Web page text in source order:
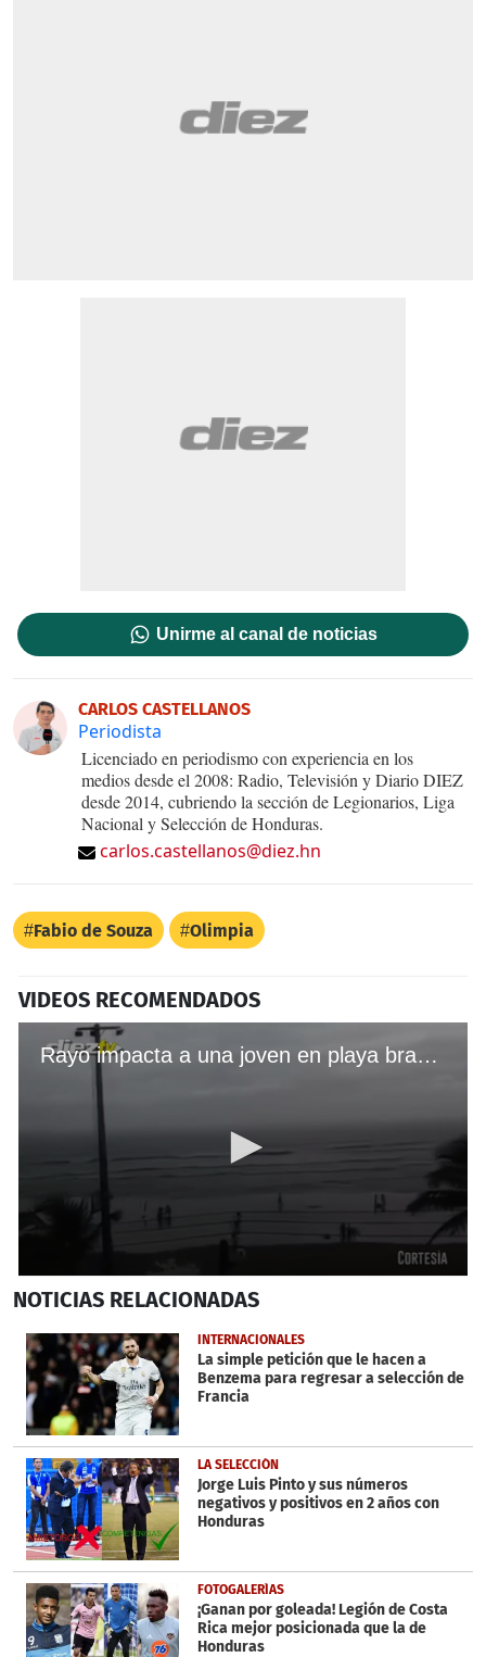
Unirme al canal de noticias
CARLOS CASTELLANOS
Periodista
Licenciado en periodismo con experiencia en los
medios desde el 2008: Radio, Televisión y Diario DIEZ
desde 2014, cubriendo la sección de Legionarios, Liga
Nacional y Selección de Honduras.
carlos.castellanos@diez.hn
Fabio de Souza Olimpia
VIDEOS RECOMENDADOS
Rayo impacta a una joven en playa brasileña
seconds
38
seconds
NOTICIAS RELACIONADAS
INTERNACIONALES
La simple petición que le hacen a
Benzema para regresar a selección de
Francia
LA SELECCIÓN
Jorge Luis Pinto y sus números
negativos y positivos en 2 años con
Honduras
FOTOGALERÍAS
¡Ganan por goleada! Legión de Costa
Rica mejor posicionada que la de
Honduras